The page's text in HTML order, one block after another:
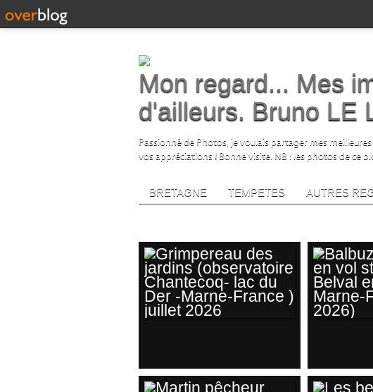
Mon regard... Mes
d'ailleurs. Bruno LE
Passionné de Photos, je voulais partager mes
vos appréciations ! Bonne visite. NB : les photos de ce
BRETAGNE TEMPETES AUTRES
JARDINS